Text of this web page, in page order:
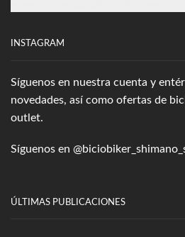
INSTAGRAM
Síguenos en nuestra cuenta y
novedades, así como ofertas de
outlet.
Síguenos en
ÚLTIMAS PUBLICACIONES